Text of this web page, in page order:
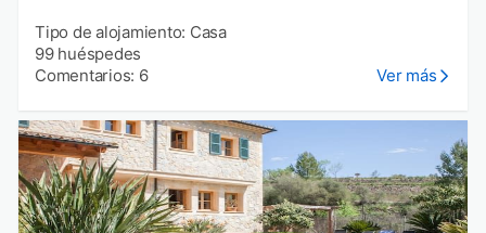
Tipo de alojamiento: Casa
99 huéspedes
Comentarios: 6
Ver más